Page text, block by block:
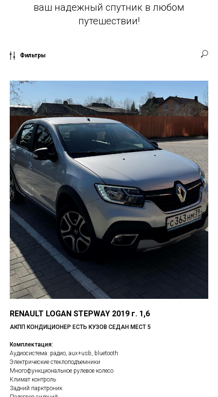
ваш надежный спутник в любом
путешествии!
Фильтры
RENAULT LOGAN STEPWAY 2019 г. 1,6
АКПП КОНДИЦИОНЕР ЕСТЬ КУЗОВ СЕДАН МЕСТ 5
Комплектация:
Аудиосистема: радио, aux+usb, bluetooth
Электрические стеклоподъемники
Многофункциональное рулевое колесо
Климат контроль
Задний парктроник